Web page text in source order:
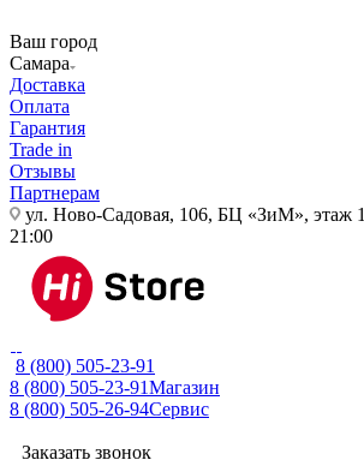
Ваш город
Самара
Доставка
Оплата
Гарантия
Trade in
Отзывы
Партнерам
ул. Ново-Садовая, 106, БЦ «ЗиМ», этаж 1
21:00
8 (800) 505-23-91
8 (800) 505-23-91Магазин
8 (800) 505-26-94Сервис
Заказать звонок